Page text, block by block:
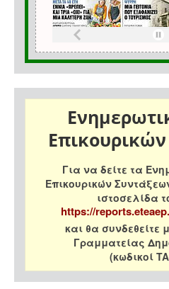
Για να δείτε τα
Επικουρικών
ιστοσελίδα
https://
και θα συνδεθείτε
Γραμματείας
(κωδικοί